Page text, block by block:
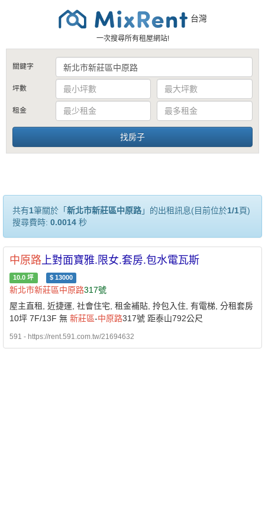
台灣
一次搜尋所有租屋網站!
關鍵字
坪數
租金
共有1筆關於「 新北市新莊區中原路」的出租訊息(目前位於1/1頁)
搜尋費時: 0.0014 秒
中原路上對面寶雅.限女.套房.包水電瓦斯
10.0 坪 $ 13000
新北市新莊區中原路317號
屋主直租, 近捷運, 社會住宅, 租金補貼, 拎包入住, 有電梯, 分租套房
10坪 7F/13F 無 新莊區-中原路317號 距泰山792公尺
591 - https://rent.591.com.tw/21694632